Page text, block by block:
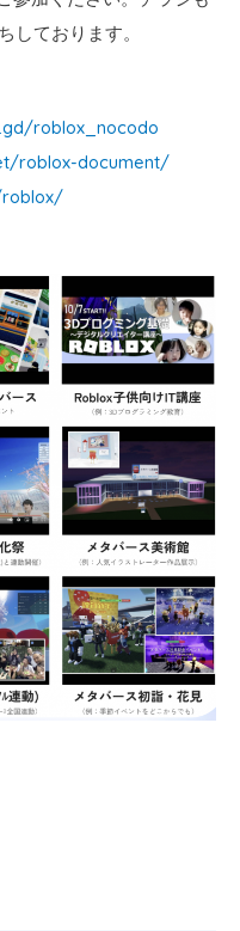
しております。
roblox_nocodo
roblox-document/